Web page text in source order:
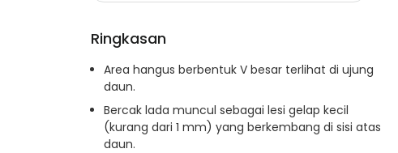
Ringkasan
Area hangus berbentuk V besar terlihat di ujung
daun.
Bercak lada muncul sebagai lesi gelap kecil
(kurang dari 1 mm) yang berkembang di sisi atas
daun.